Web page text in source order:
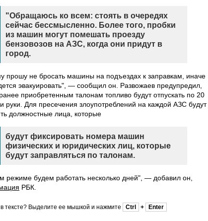
"Обращаюсь ко всем: стоять в очередях
сейчас бессмысленно. Более того, пробки
из машин могут помешать проезду
бензовозов на АЗС, когда они придут в
город.
прошу не бросать машины на подъездах к заправкам, иначе
эвакуировать", — сообщил он. Развожаев предупредил,
приобретенным талонам топливо будут отпускать по 20
руки. Для пресечения злоупотреблений на каждой АЗС будут
должностные лица, которые
будут фиксировать номера машин
физических и юридических лиц, которые
будут заправляться по талонам.
режиме будем работать несколько дней", — добавил он,
РБК.
тексте? Выделите ее мышкой и нажмите Ctrl + Enter